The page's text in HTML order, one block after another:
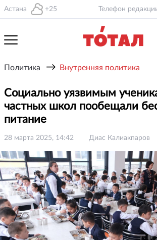
Астана +25 Телефон
Политика → Внутренняя политика
Социально уязвимым
частных школ пообещали
питание
28 марта 2025, 14:42 Диас Калиакпаров